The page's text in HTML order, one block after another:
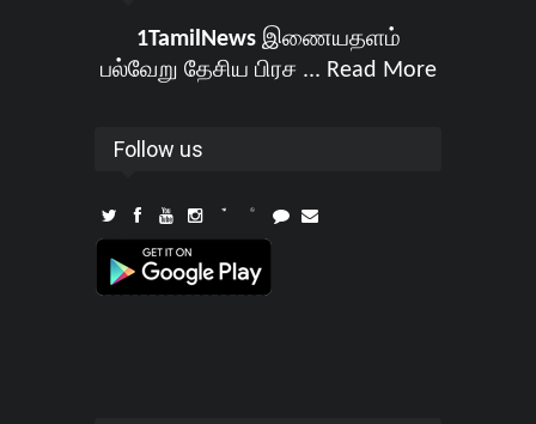
1TamilNewsஇணையதளம்
பல்வேறு தேசிய பிரச ... Read More
Follow us